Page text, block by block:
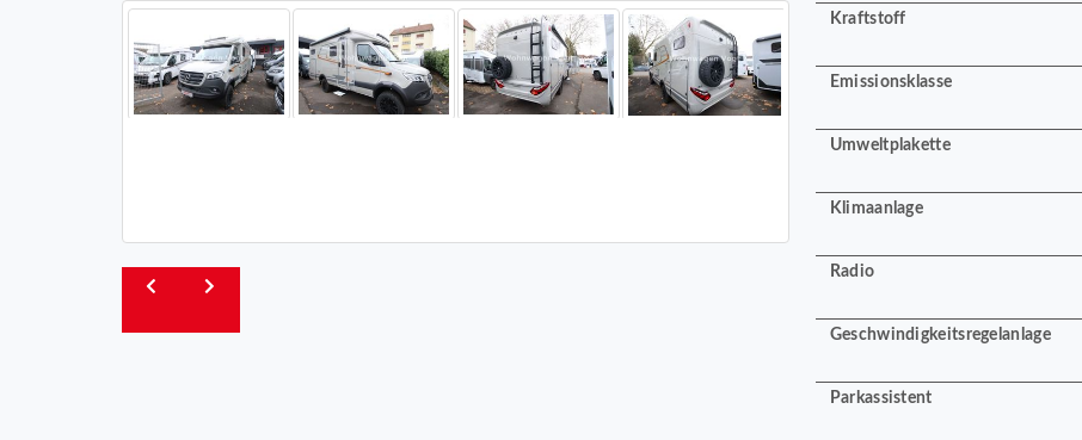
Kraftstoff
Emissionsklasse
Umweltplakette
Klimaanlage
Radio
Geschwindigkeitsregelanlage
Parkassistent